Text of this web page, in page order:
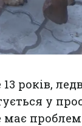
років,
у